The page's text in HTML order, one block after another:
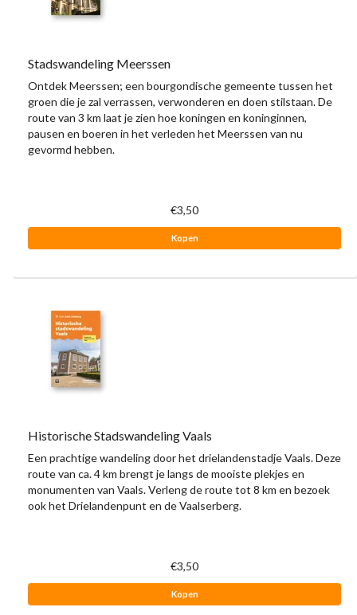
Stadswandeling Meerssen
Ontdek Meerssen; een bourgondische gemeente tussen het
groen die je zal verrassen, verwonderen en doen stilstaan. De
route van 3 km laat je zien hoe koningen en koninginnen,
pausen en boeren in het verleden het Meerssen van nu
gevormd hebben.
€3,50
Kopen
Historische Stadswandeling Vaals
Een prachtige wandeling door het drielandenstadje Vaals. Deze
route van ca. 4 km brengt je langs de mooiste plekjes en
monumenten van Vaals. Verleng de route tot 8 km en bezoek
ook het Drielandenpunt en de Vaalserberg.
€3,50
Kopen